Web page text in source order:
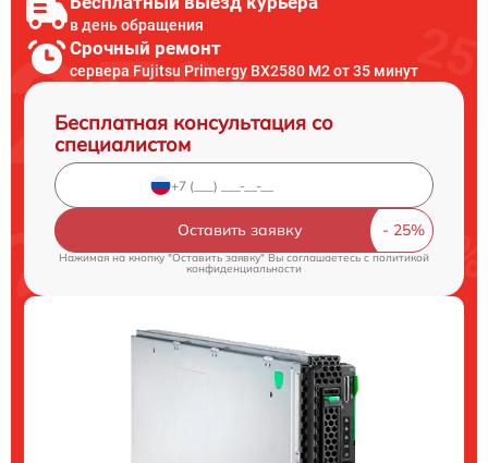
в день обращения
Срочный ремонт
сервера Fujitsu Primergy BX2580 M2 от 35 минут
Бесплатная консультация со
специалистом
Оставить заявку
Нажимая на кнопку "Оставить заявку" Вы соглашаетесь cполитикой
конфиденциальности